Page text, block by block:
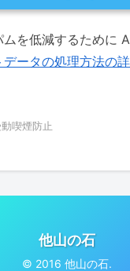
ムを低減するために
データの処理方法の
喫煙防止
他山の石
© 2016 他山の石.